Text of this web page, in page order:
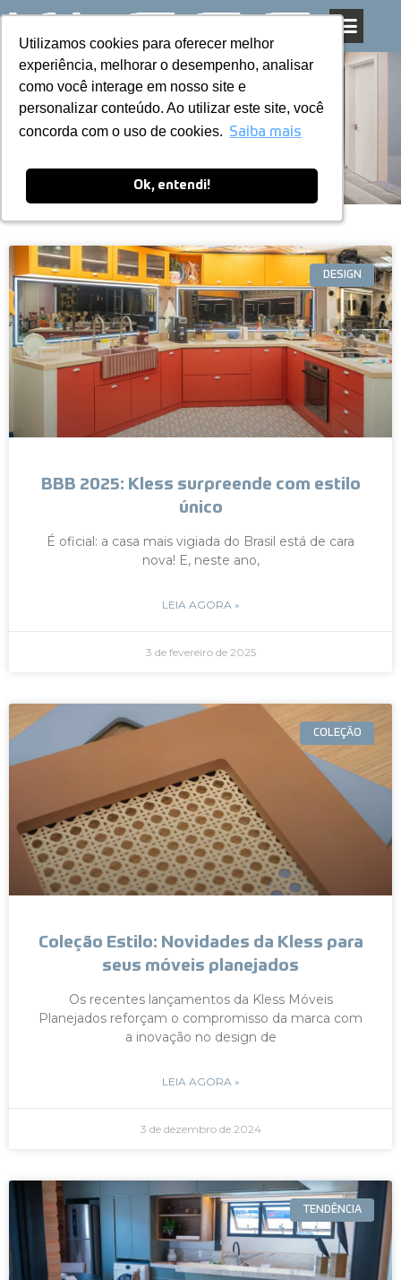
Utilizamos cookies para oferecer melhor
experiência, melhorar o desempenho, analisar
como você interage em nosso site e
personalizar conteúdo. Ao utilizar este site, você
concorda com o uso de cookies. Saiba mais
Ok, entendi!
Utilizamos cookies para oferecer melhor
experiência, melhorar o desempenho, analisar
como você interage em nosso site e
personalizar conteúdo. Ao utilizar este site, você
concorda com o uso de cookies. Saiba mais
Ok, entendi!
Pular
para
o
conteúdo
Blog
DESIGN
BBB 2025: Kless surpreende com estilo
único
É oficial: a casa mais vigiada do Brasil está de cara
nova! E, neste ano,
LEIA AGORA »
3 de fevereiro de 2025
COLEÇÃO
Coleção Estilo: Novidades da Kless para
seus móveis planejados
Os recentes lançamentos da Kless Móveis
Planejados reforçam o compromisso da marca com
a inovação no design de
LEIA AGORA »
3 de dezembro de 2024
TENDÊNCIA